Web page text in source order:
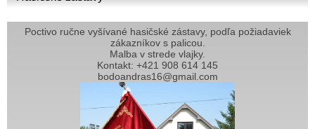
Poctivo ručne vyšívané hasičské zástavy, podľa požiadaviek
zákazníkov s palicou.
Malba v strede vlajky.
Kontakt: +421 908 614 145
bodoandras16@gmail.com